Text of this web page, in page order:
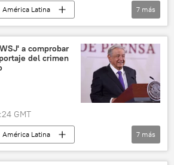
América Latina
Manuel López Obrador
EEUU
México
7 más
a comprobar
del crimen
GMT
América Latina
México
7 más